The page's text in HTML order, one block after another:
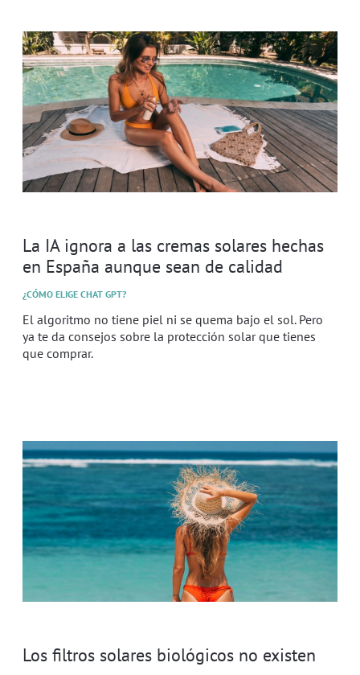
La IA ignora a las cremas solares hechas
en España aunque sean de calidad
¿CÓMO ELIGE CHAT GPT?
El algoritmo no tiene piel ni se quema bajo el sol. Pero
ya te da consejos sobre la protección solar que tienes
que comprar.
Los filtros solares biológicos no existen